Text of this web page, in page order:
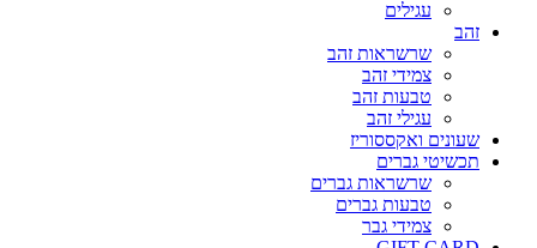
עגילים
זהב
שרשראות זהב
צמידי זהב
טבעות זהב
עגילי זהב
שעונים ואקססוריז
תכשיטי גברים
שרשראות גברים
טבעות גברים
צמידי גבר